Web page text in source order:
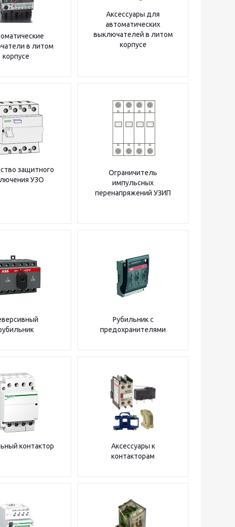
в литом
корпусе
Аксессуары для
автоматических
выключателей в литом
корпусе
защитного
УЗО
Ограничитель
импульсных
перенапряжений УЗИП
Рубильник с
предохранителями
контактор
Аксессуары к
контакторам